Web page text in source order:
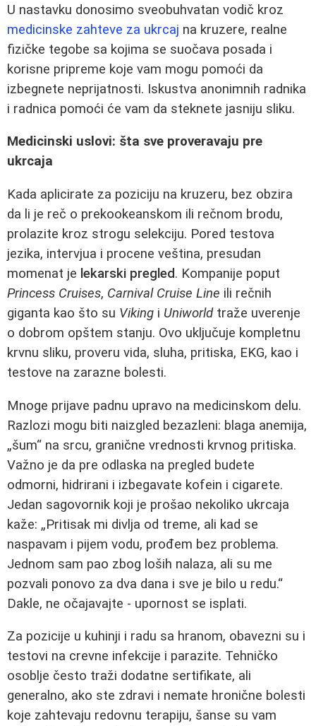
U nastavku donosimo sveobuhvatan vodič kroz
medicinske zahteve za ukrcaj na kruzere, realne
fizičke tegobe sa kojima se suočava posada i
korisne pripreme koje vam mogu pomoći da
izbegnete neprijatnosti. Iskustva anonimnih radnika
i radnica pomoći će vam da steknete jasniju sliku.
Medicinski uslovi: šta sve proveravaju pre
ukrcaja
Kada aplicirate za poziciju na kruzeru, bez obzira
da li je reč o prekookeanskom ili rečnom brodu,
prolazite kroz strogu selekciju. Pored testova
jezika, intervjua i procene veština, presudan
momenat je lekarski pregled. Kompanije poput
Princess Cruises, Carnival Cruise Line ili rečnih
giganta kao što su Viking i Uniworldtraže uverenje
o dobrom opštem stanju. Ovo uključuje kompletnu
krvnu sliku, proveru vida, sluha, pritiska, EKG, kao i
testove na zarazne bolesti.
Mnoge prijave padnu upravo na medicinskom delu.
Razlozi mogu biti naizgled bezazleni: blaga anemija,
„šum“ na srcu, granične vrednosti krvnog pritiska.
Važno je da pre odlaska na pregled budete
odmorni, hidrirani i izbegavate kofein i cigarete.
Jedan sagovornik koji je prošao nekoliko ukrcaja
kaže: „Pritisak mi divlja od treme, ali kad se
naspavam i pijem vodu, prođem bez problema.
Jednom sam pao zbog loših nalaza, ali su me
pozvali ponovo za dva dana i sve je bilo u redu.“
Dakle, ne očajavajte - upornost se isplati.
Za pozicije u kuhinji i radu sa hranom, obavezni su i
testovi na crevne infekcije i parazite. Tehničko
osoblje često traži dodatne sertifikate, ali
generalno, ako ste zdravi i nemate hronične bolesti
koje zahtevaju redovnu terapiju, šanse su vam